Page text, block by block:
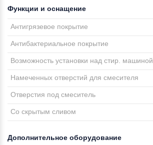
Функции и оснащение
Антигрязевое покрытие
Антибактериальное покрытие
Возможность установки над стир. машиной
Намеченных отверстий для смесителя
Отверстия под смеситель
Со скрытым сливом
Дополнительное оборудование